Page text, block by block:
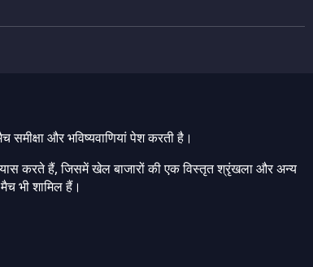
और भविष्यवाणियां पेश करती है।
करते हैं, जिसमें खेल बाजारों की एक विस्तृत श्रृंखला और अन्य
भी शामिल हैं।